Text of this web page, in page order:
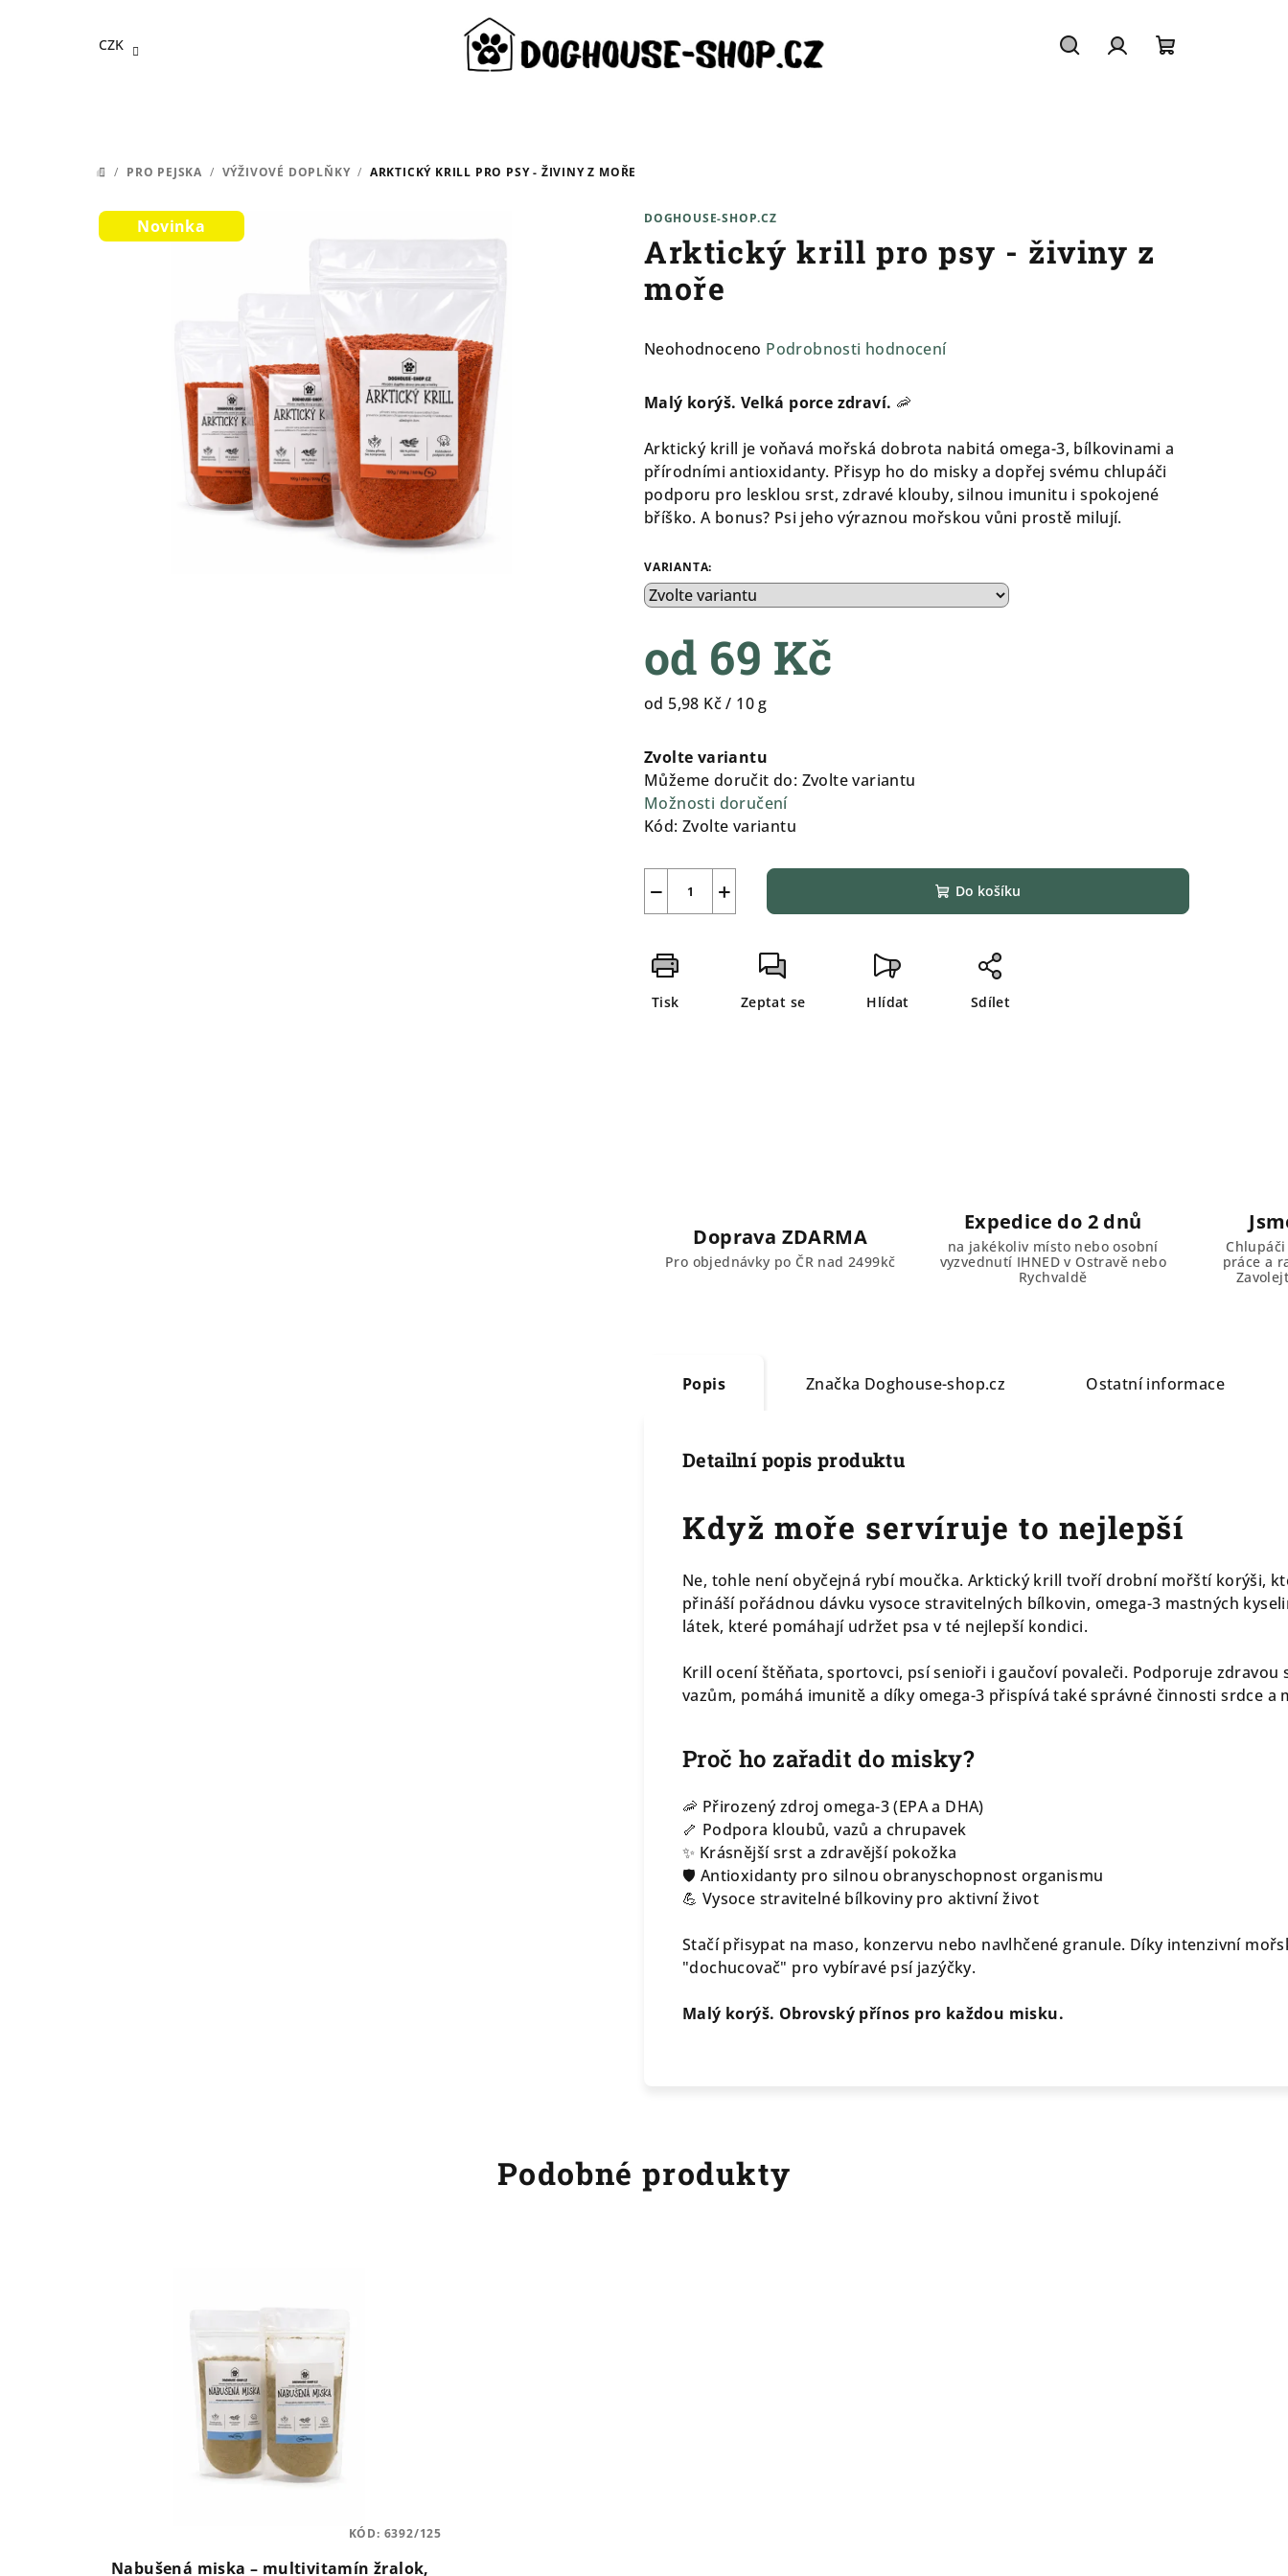
CZK
DOMŮ
/ PRO PEJSKA / VÝŽIVOVÉ DOPLŇKY / ARKTICKÝ KRILL PRO PSY - ŽIVINY Z MOŘE
DOGHOUSE-SHOP.CZ
Arktický krill pro psy - živiny z
moře
Průměrné
produktu
0,0
5
hvězdiček.
Neohodnoceno Podrobnosti hodnocení
Malý korýš. Velká porce zdraví. 🦐
Arktický krill je voňavá mořská dobrota nabitá omega-3, bílkovinami a
přírodními antioxidanty. Přisyp ho do misky a dopřej svému chlupáči
podporu pro lesklou srst, zdravé klouby, silnou imunitu i spokojené
bříško. A bonus? Psi jeho výraznou mořskou vůni prostě milují.
VARIANTA:
od 69 Kč
Měrná
od 5,98 Kč / 10 g
Zvolte variantu
Můžeme doručit do: Zvolte variantu
Možnosti doručení
Kód: Zvolte variantu
+
− Do košíku
Tisk Zeptat se Hlídat Sdílet
Novinka
Doprava ZDARMA
Pro objednávky po ČR nad 2499kč
Expedice do 2 dnů
na jakékoliv místo nebo osobní
vyzvednutí IHNED v Ostravě nebo
Rychvaldě
práce a
Popis Značka Doghouse-shop.cz Ostatní informace
Detailní popis produktu
Když moře servíruje to nejlepší
Ne, tohle není obyčejná rybí moučka. Arktický krill tvoří drobní mořští korýši,
přináší pořádnou dávku vysoce stravitelných bílkovin, omega-3 mastných
látek, které pomáhají udržet psa v té nejlepší kondici.
Krill ocení štěňata, sportovci, psí senioři i gaučoví povaleči. Podporuje
vazům, pomáhá imunitě a díky omega-3 přispívá také správné činnosti srdce a
Proč ho zařadit do misky?
🦐 Přirozený zdroj omega-3 (EPA a DHA)
🦴 Podpora kloubů, vazů a chrupavek
✨ Krásnější srst a zdravější pokožka
🛡️ Antioxidanty pro silnou obranyschopnost organismu
💪 Vysoce stravitelné bílkoviny pro aktivní život
Stačí přisypat na maso, konzervu nebo navlhčené granule. Díky intenzivní
"dochucovač" pro vybíravé psí jazýčky.
Malý korýš. Obrovský přínos pro každou misku.
Podobné produkty
Nabušená miska – multivitamín žralok,
KÓD: 6392/125